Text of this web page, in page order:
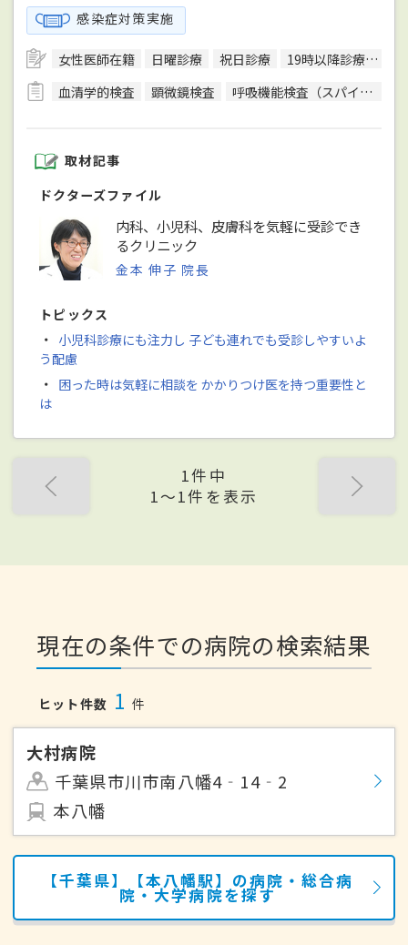
感染症対策実施
女性医師在籍 日曜診療 祝日診療 19時以降診療可
血清学的検査
顕微鏡検査 呼吸機能検査（スパイロメトリー）
取材記事
ドクターズファイル
内科、小児科、皮膚科を気軽に受診でき
るクリニック
金本 伸子 院長
トピックス
・ 小児科診療にも注力し 子ども連れでも受診しやすいよ
う配慮
・ 困った時は気軽に相談を かかりつけ医を持つ重要性と
は
1件中
1〜1件を表示
現在の条件での病院の検索結果
ヒット件数 1 件
大村病院
千葉県市川市南八幡4‐14‐2
本八幡
【千葉県】【本八幡駅】の病院・総合病
院・大学病院を探す